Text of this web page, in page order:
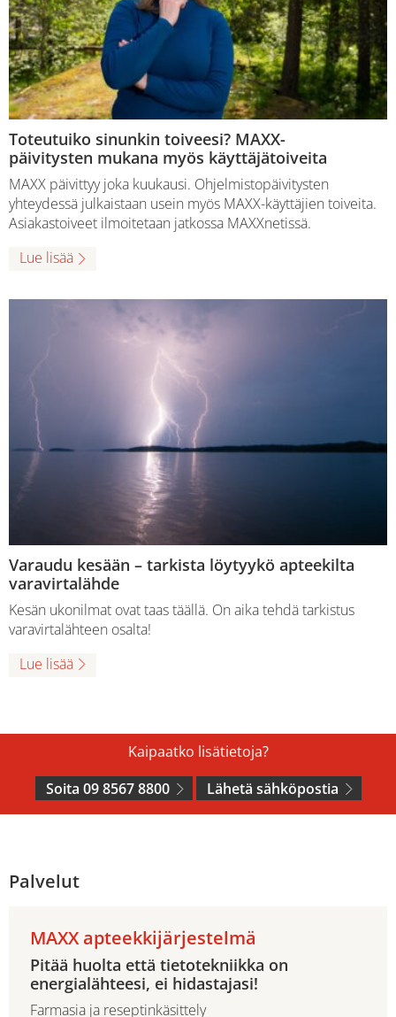
Toteutuiko sinunkin toiveesi? MAXX-
päivitysten mukana myös käyttäjätoiveita
MAXX päivittyy joka kuukausi. Ohjelmistopäivitysten
yhteydessä julkaistaan usein myös MAXX-käyttäjien toiveita.
Asiakastoiveet ilmoitetaan jatkossa MAXXnetissä.
Lue lisää
Varaudu kesään – tarkista löytyykö apteekilta
varavirtalähde
Kesän ukonilmat ovat taas täällä. On aika tehdä tarkistus
varavirtalähteen osalta!
Lue lisää
Kaipaatko lisätietoja?
Soita 09 8567 8800
Lähetä sähköpostia
Palvelut
MAXX apteekkijärjestelmä
Pitää huolta että tietotekniikka on
energialähteesi, ei hidastajasi!
Farmasia ja reseptinkäsittely